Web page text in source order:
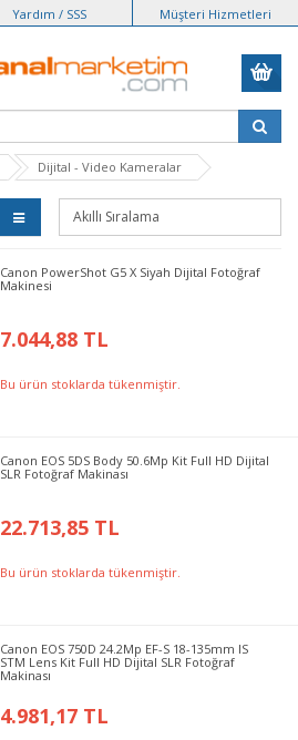
Yardım / SSS Müşteri Hizmetleri
Dijital - Video Kameralar
Canon PowerShot G5 X Siyah Dijital Fotoğraf
Makinesi
7.044,88 TL
Bu ürün stoklarda tükenmiştir.
Canon EOS 5DS Body 50.6Mp Kit Full HD Dijital
SLR Fotoğraf Makinası
22.713,85 TL
Bu ürün stoklarda tükenmiştir.
Canon EOS 750D 24.2Mp EF-S 18-135mm IS
STM Lens Kit Full HD Dijital SLR Fotoğraf
Makinası
4.981,17 TL